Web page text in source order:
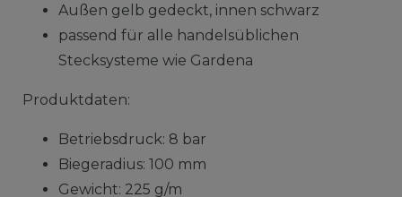
Außen gelb gedeckt, innen schwarz
passend für alle handelsüblichen
Stecksysteme wie Gardena
Produktdaten:
Betriebsdruck: 8 bar
Biegeradius: 100 mm
Gewicht: 225 g/m